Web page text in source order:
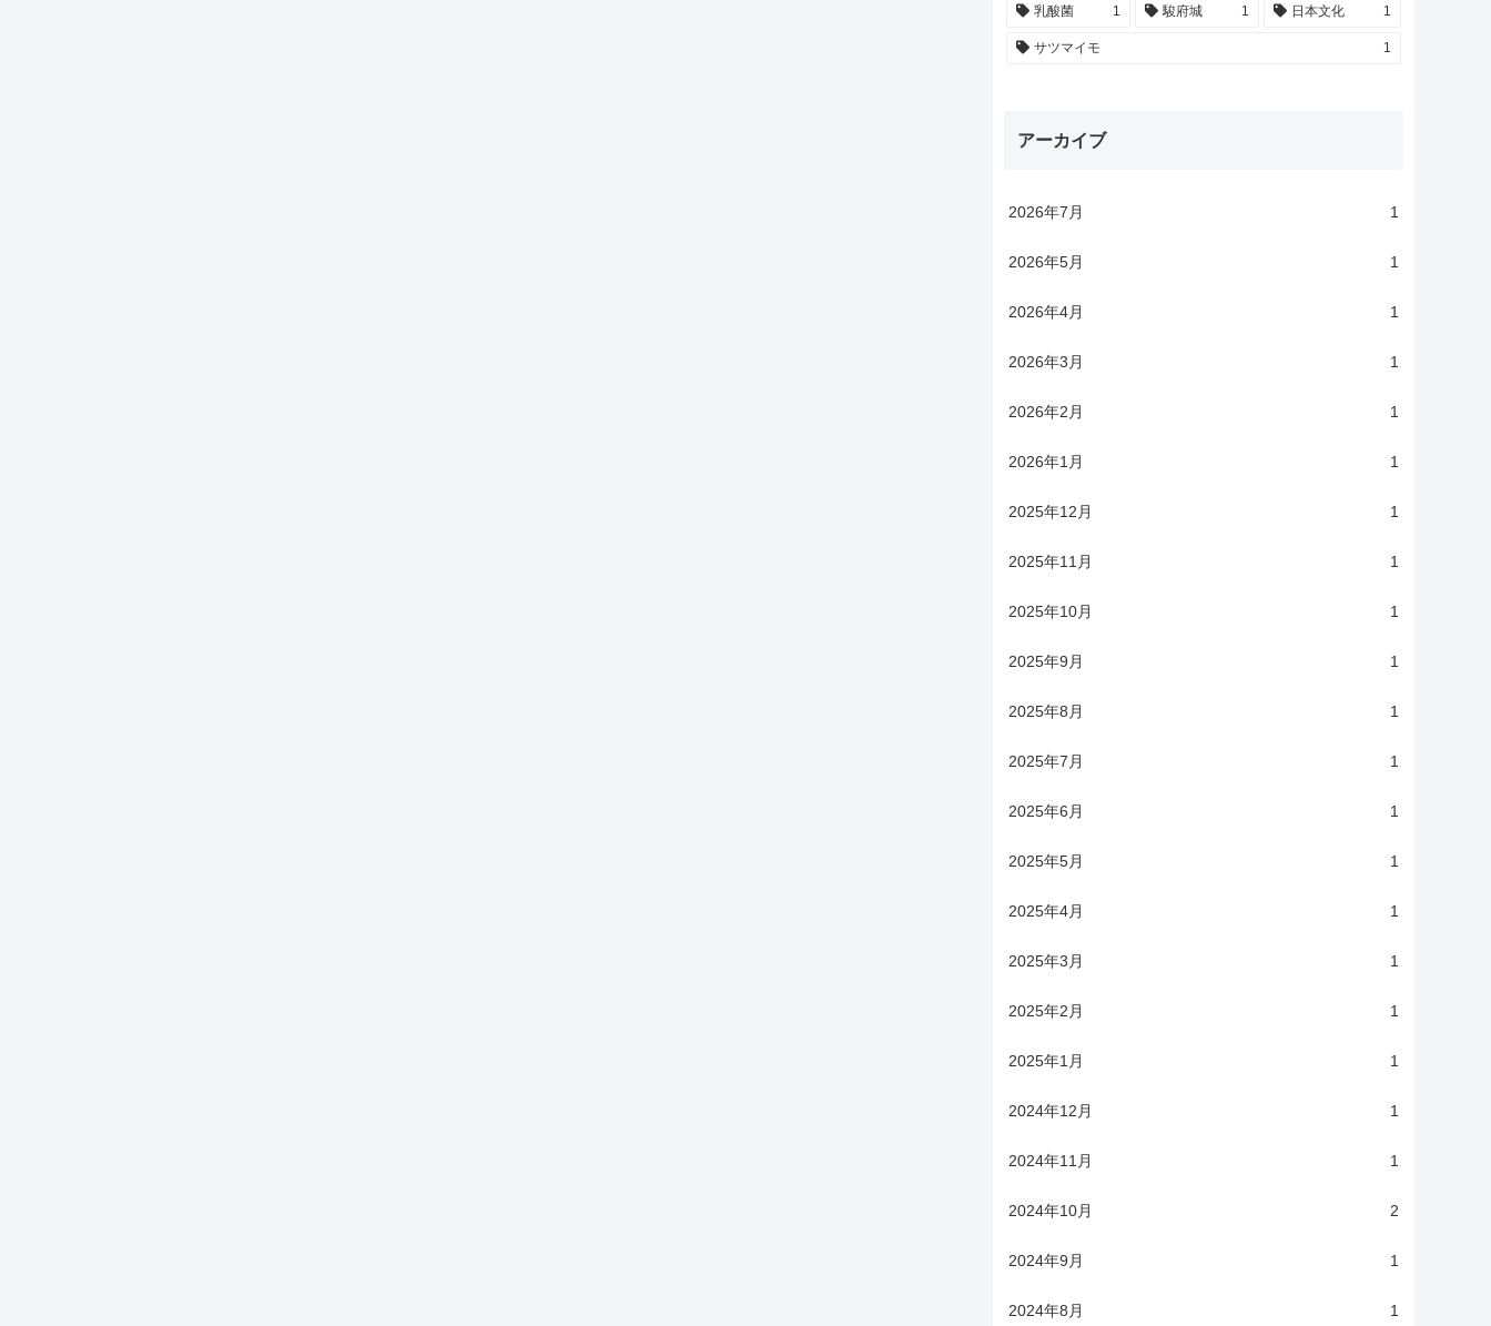
乳酸菌 1 駿府城 1 日本文化 1
サツマイモ 1
アーカイブ
2026年7月 1
2026年5月 1
2026年4月 1
2026年3月 1
2026年2月 1
2026年1月 1
2025年12月 1
2025年11月 1
2025年10月 1
2025年9月 1
2025年8月 1
2025年7月 1
2025年6月 1
2025年5月 1
2025年4月 1
2025年3月 1
2025年2月 1
2025年1月 1
2024年12月 1
2024年11月 1
2024年10月 2
2024年9月 1
2024年8月 1